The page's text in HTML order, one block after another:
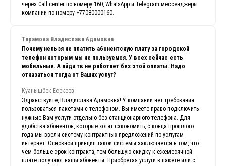
через Call center по номеру 160, WhatsApp и Telegram мессенджеры
компании по номеру +77080000160.
Тарамова Владислава Адамовна
Почему нельзя не платить абонентскую плату за городской
телефон которым мы не пользуемся. У всех сейчас есть
мобильные. А айди тв не работает без этой оплаты. Надо
отказаться тогда от Ваших услуг?
Куанышбек Есекеев
Здравствуйте, Владислава Адамовна! У компании нет требования
пользоваться пакетами с телефоном. Вы имеете право подключить
нужные Вам услуги отдельно без станционарного телефона. Для
удобства абонентов, которые хотят сэкономить, с конца прошлого
года мы ввели систему контрактных предложений по услугам
интернет. Основной принцип такой системы заключается в том, что
чем больше срок контракта, тем большую скидку к ежемесячной
плате получают наши абоненты. Приобретая услуги в пакете или с